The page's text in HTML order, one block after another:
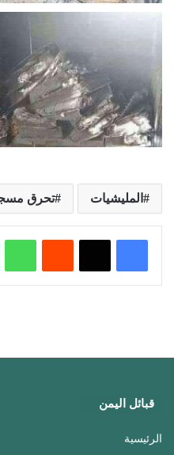
المليشيات تحرق
قبائل اليمن
الرئيسية